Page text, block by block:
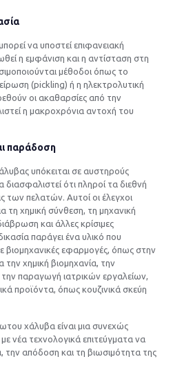
να υποστεί επιφανειακή
η εμφάνιση και η αντίσταση στη
μέθοδοι όπως το
(pickling) ή η ηλεκτρολυτική
οι ακαθαρσίες από την
η μακροχρόνια αντοχή του
παράδοση
υπόκειται σε αυστηρούς
διασφαλιστεί ότι πληροί τα διεθνή
των πελατών. Αυτοί οι έλεγχοι
τη χημική σύνθεση, τη μηχανική
και άλλες κρίσιμες
παράγει ένα υλικό που
βιομηχανικές εφαρμογές, όπως στην
την χημική βιομηχανία, την
παραγωγή ιατρικών εργαλείων,
προϊόντα, όπως κουζινικά σκεύη
χάλυβα είναι μια συνεχώς
νέα τεχνολογικά επιτεύγματα να
την απόδοση και τη βιωσιμότητα της